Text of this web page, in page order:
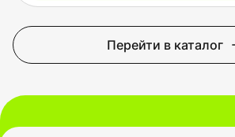
Перейти в каталог